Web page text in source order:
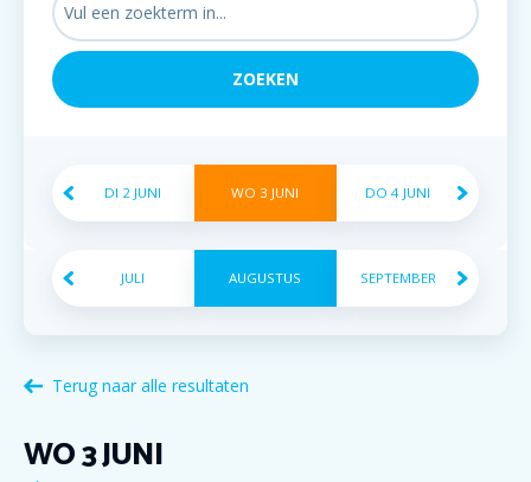
DI 2 JUNI WO 3 JUNI DO 4 JUNI
JULI AUGUSTUS SEPTEMBER
Terug naar alle resultaten
WO3JUNI